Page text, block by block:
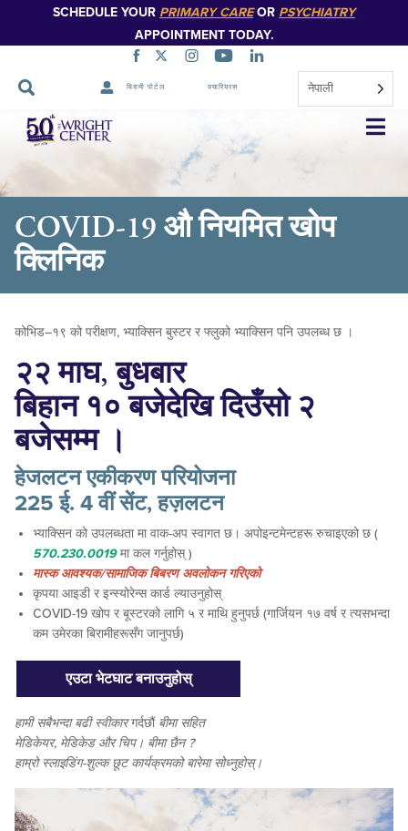
SCHEDULE YOUR PRIMARY CAREOR PSYCHIATRY
APPOINTMENT TODAY.
बिरामी पोर्टल क्यारियरस नेपाली
नेभिगेसन
स्किप
COVID-19 औ नियमित खोप
क्लिनिक
कोभिड–१९ को परीक्षण, भ्याक्सिन बुस्टर र फ्लुको भ्याक्सिन पनि उपलब्ध छ ।
२२ माघ, बुधबार
बिहान १० बजेदेखि दिउँसो २
बजेसम्म ।
हेजलटन एकीकरण परियोजना
225 ई. 4 वीं सेंट, हज़लटन
भ्याक्सिन को उपलब्धता मा वाक-अप स्वागत छ। अपोइन्टमेन्टहरू रुचाइएको छ (
570.230.0019मा कल गर्नुहोस् )
मास्क आवश्यक/सामाजिक बिबरण अवलोकन गरिएको
कृपया आइडी र इन्स्योरेन्स कार्ड ल्याउनुहोस्
COVID-19 खोप र बूस्टरको लागि ५ र माथि हुनुपर्छ (गार्जियन १७ वर्ष र त्यसभन्दा
कम उमेरका बिरामीहरूसँग जानुपर्छ)
एउटा भेटघाट बनाउनुहोस्
हामीसबैभन्दा बढीस्वीकारगर्दछौं बीमा सहित
मेडिकेयर, मेडिकेड और चिप। बीमा छैन ?
हाम्रो स्लाइडिंग-शुल्क छूट कार्यक्रमको बारेमा सोध्नुहोस्।